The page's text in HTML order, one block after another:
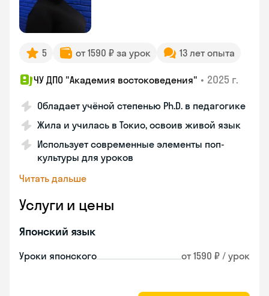
5 от 1590 ₽ за урок 13 лет опыта
ЧУ ДПО "Академия востоковедения" • 2025 г.
Обладает учёной степенью Ph.D. в педагогике
Жила и училась в Токио, освоив живой язык
Использует современные элементы поп-
культуры для уроков
Читать дальше
Услуги и цены
Японский язык
Уроки японского от 1590 ₽ / урок